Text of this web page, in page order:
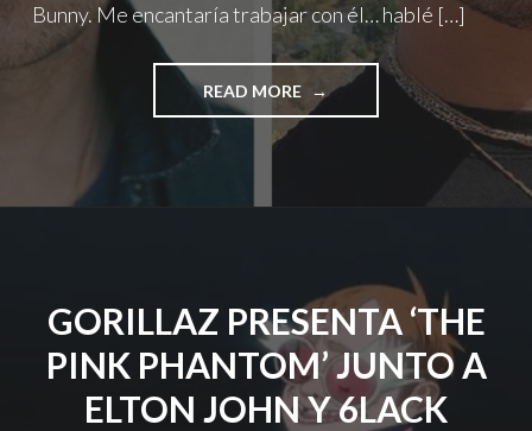
Bunny. Me encantaría trabajar con él… hablé […]
READ MORE "DAMON
ALBARN
COLABORACIÓN
CON
BAD
BUNNY"
GORILLAZ PRESENTA ‘THE
PINK PHANTOM’ JUNTO A
ELTON JOHN Y 6LACK